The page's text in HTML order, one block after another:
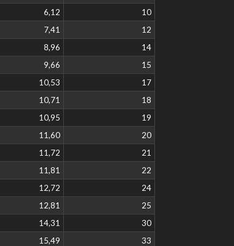
6,12
10
7,41
12
8,96
14
9,66
15
10,53
17
10,71
18
10,95
19
11,60
20
11,72
21
11,81
22
12,72
24
12,81
25
14,31
30
15,49
33